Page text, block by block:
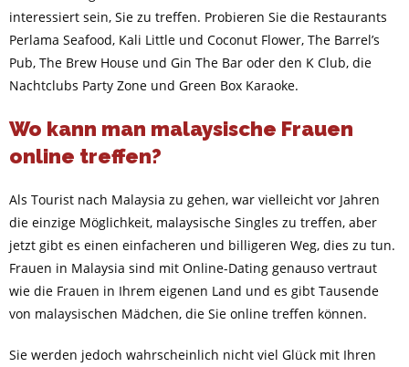
interessiert sein, Sie zu treffen. Probieren Sie die Restaurants
Perlama Seafood, Kali Little und Coconut Flower, The Barrel’s
Pub, The Brew House und Gin The Bar oder den K Club, die
Nachtclubs Party Zone und Green Box Karaoke.
Wo kann man malaysische Frauen
online treffen?
Als Tourist nach Malaysia zu gehen, war vielleicht vor Jahren
die einzige Möglichkeit, malaysische Singles zu treffen, aber
jetzt gibt es einen einfacheren und billigeren Weg, dies zu tun.
Frauen in Malaysia sind mit Online-Dating genauso vertraut
wie die Frauen in Ihrem eigenen Land und es gibt Tausende
von malaysischen Mädchen, die Sie online treffen können.
Sie werden jedoch wahrscheinlich nicht viel Glück mit Ihren